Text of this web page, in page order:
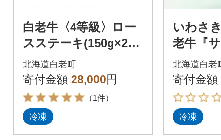
白老牛〈4等級〉ロー
スステーキ(150g×2
枚)(たれ付)
北海道白老町
寄付金額 28,000円
（1件）
冷凍
いわさ
老牛『
テーキ
トAセッ
北海道白老
寄付金額
冷凍